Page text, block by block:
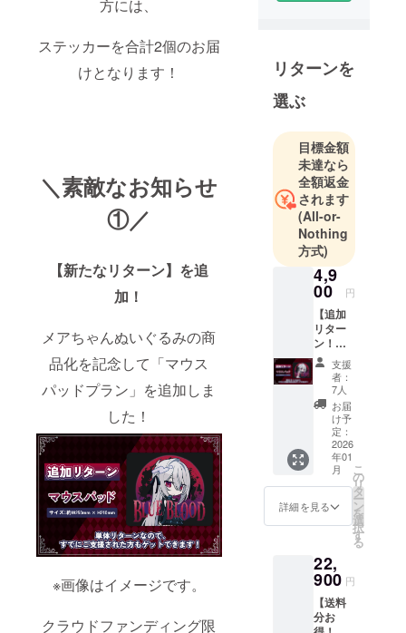
方には、
ステッカーを合計2個のお届
けとなります！
＼素敵なお知らせ
①／
【新たなリターン】を追
加！
メアちゃんぬいぐるみの商
品化を記念して「マウス
パッドプラン」を追加しま
した！
※画像はイメージです。
クラウドファンディング限
す。
ングでの商
目指して、
ターとのコ
ラボ企画や
自社オリジ
ナルのアイ
テム企画を
行ってま
す。
◾️営業日のご
営業時間：
平日 10:00〜
18:00 (土日
祝、年末年
※お問い合わ
せから3営業
日以内にご
返信させて
いただきま
※ ご質問に
よってはお
応えできか
ねる場合も
リターンを
選ぶ
目標金額
未達なら
全額返金
されます
(All-or-
Nothing
方式)
4,9
00 円
【追加
リター
ン！】
マウス
パッド
プラン
・マウ
スパッ
はイ
メージ
です。
金額に
は消費
税
（10%
料990円
を含ん
でおり
ます。
支援
者：
7人
お届
け予
定：
2026
年01
月
詳細を見る
こ
の
リ
タ
ー
ン
を
選
択
す
る
22,
900 円
【送料
分お